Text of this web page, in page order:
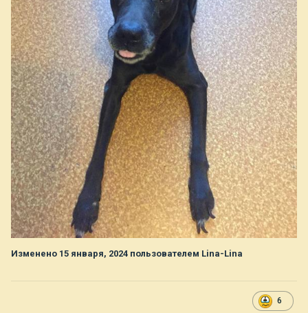
Изменено 15 января, 2024 пользователем Lina-Lina
6